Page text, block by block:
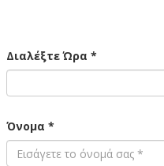
Διαλέξτε Ώρα *
Όνομα *